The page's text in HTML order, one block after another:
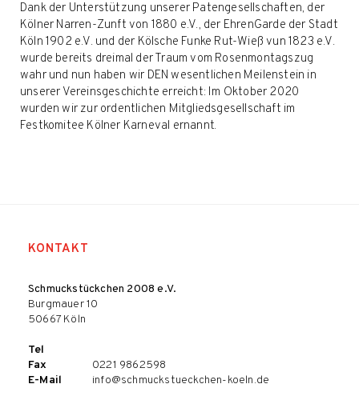
Dank der Unterstützung unserer Patengesellschaften, der
Kölner Narren-Zunft von 1880 e.V., der EhrenGarde der Stadt
Köln 1902 e.V. und der Kölsche Funke Rut-Wieß vun 1823 e.V.
wurde bereits dreimal der Traum vom Rosenmontagszug
wahr und nun haben wir DEN wesentlichen Meilenstein in
unserer Vereinsgeschichte erreicht: Im Oktober 2020
wurden wir zur ordentlichen Mitgliedsgesellschaft im
Festkomitee Kölner Karneval ernannt.
KONTAKT
Schmuckstückchen 2008 e.V.
Burgmauer 10
50667 Köln
Tel
Fax
0221 9862598
E-Mail
info@schmuckstueckchen-koeln.de